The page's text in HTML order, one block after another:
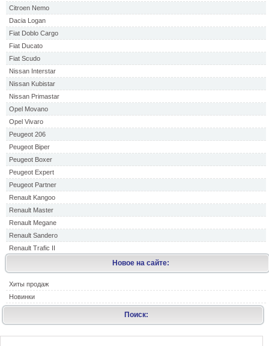
Citroen Nemo
Dacia Logan
Fiat Doblo Cargo
Fiat Ducato
Fiat Scudo
Nissan Interstar
Nissan Kubistar
Nissan Primastar
Opel Movano
Opel Vivaro
Peugeot 206
Peugeot Biper
Peugeot Boxer
Peugeot Expert
Peugeot Partner
Renault Kangoo
Renault Master
Renault Megane
Renault Sandero
Renault Trafic II
Новое на сайте:
Хиты продаж
Новинки
Поиск: